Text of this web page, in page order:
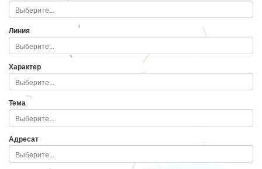
Линия
Характер
Тема
Адресат